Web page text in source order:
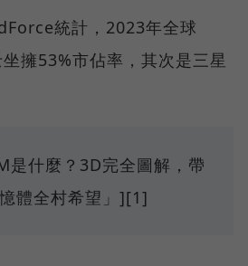
統計，2023年全球
擁53%市佔率，其次是三星
是什麼？3D完全圖解，帶
體全村希望」][1]